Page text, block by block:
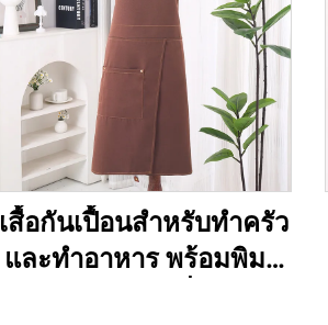
เสื้อกันเปื้อนสำหรับทำครัว
และทำอาหาร พร้อมพิมพ์